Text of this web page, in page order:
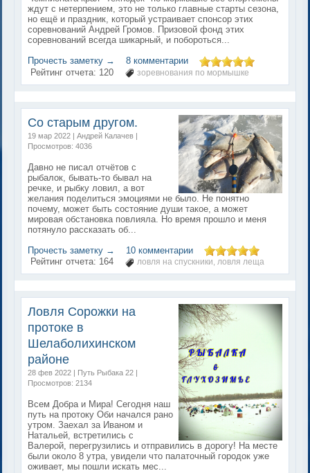
ждут с нетерпением, это не только главные старты сезона,
но ещё и праздник, который устраивает спонсор этих
соревнований Андрей Громов. Призовой фонд этих
соревнований всегда шикарный, и побороться...
Прочесть заметку →
8 комментарии
Рейтинг отчета: 120 зоревнования по мормышке
Со старым другом.
19 мар 2022 | Андрей Калачев |
Просмотров: 4036
Давно не писал отчётов с
рыбалок, бывать-то бывал на
речке, и рыбку ловил, а вот
желания поделиться эмоциями не было. Не понятно
почему, может быть состояние души такое, а может
мировая обстановка повлияла. Но время прошло и меня
потянуло рассказать об...
Прочесть заметку →
10 комментарии
Рейтинг отчета: 164 ловля на спускники ловля леща
Ловля Сорожки на
протоке в
Шелаболихинском
районе
28 фев 2022 | Путь Рыбака 22 |
Просмотров: 2134
Всем Добра и Мира! Сегодня наш
путь на протоку Оби начался рано
утром. Заехал за Иваном и
Натальей, встретились с
Валерой, перегрузились и отправились в дорогу! На месте
были около 8 утра, увидели что палаточный городок уже
оживает, мы пошли искать мес...